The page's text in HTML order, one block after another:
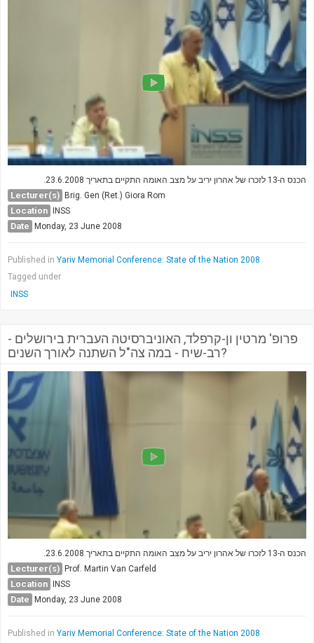
הכנס ה-13 לזכרו של אהרון יריב על מצב האומה התקיים בתאריך 23.6.2008.
Lecturer(s) Brig. Gen (Ret.) Giora Rom
Location INSS
Date Monday, 23 June 2008
Published in Yariv Memorial Conference: State of the Nation 2008
Tagged under
INSS
פרופ' מרטין ון-קרפלד, האוניברסיטה העברית בירושלים -
רב-שיח - במה צה"ל השתנה לאורך השנים?
הכנס ה-13 לזכרו של אהרון יריב על מצב האומה התקיים בתאריך 23.6.2008.
Lecturer(s) Prof. Martin Van Carfeld
Location INSS
Date Monday, 23 June 2008
Published in Yariv Memorial Conference: State of the Nation 2008